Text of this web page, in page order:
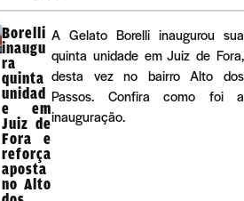
Borelli
inaugu
ra
quinta
unidad
e em
Juiz de
Fora e
reforça
aposta
no Alto
A Gelato Borelli inaugurou sua
quinta unidade em Juiz de Fora,
desta vez no bairro Alto dos
Passos. Confira como foi a
inauguração.